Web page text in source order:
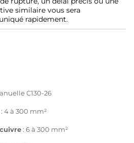
similaire vous sera
rapidement.
C130-26
: 4 à 300 mm²
: 6 à 300 mm²